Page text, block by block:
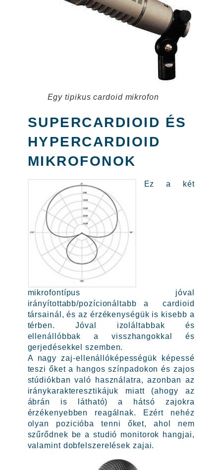
Egy tipikus cardoid mikrofon
SUPERCARDIOID ÉS
HYPERCARDIOID
MIKROFONOK
Ez a két
mikrofontípus jóval
irányítottabb/pozícionáltabb a cardioid
társainál, és az érzékenységük is kisebb a
térben. Jóval izoláltabbak és
ellenállóbbak a visszhangokkal és
gerjedésekkel szemben.
A nagy zaj-ellenállóképességük képessé
teszi őket a hangos színpadokon és zajos
stúdiókban való használatra, azonban az
iránykarakteresztikájuk miatt (ahogy az
ábrán is látható) a hátsó zajokra
érzékenyebben reagálnak. Ezért nehéz
olyan pozicióba tenni őket, ahol nem
szűrődnek be a studió monitorok hangjai,
valamint dobfelszerelések zajai.